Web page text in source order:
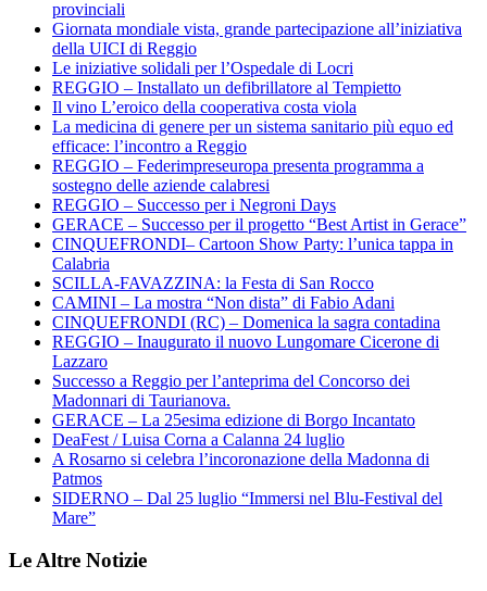
provinciali
Giornata mondiale vista, grande partecipazione all’iniziativa
della UICI di Reggio
Le iniziative solidali per l’Ospedale di Locri
REGGIO – Installato un defibrillatore al Tempietto
Il vino L’eroico della cooperativa costa viola
La medicina di genere per un sistema sanitario più equo ed
efficace: l’incontro a Reggio
REGGIO – Federimpreseuropa presenta programma a
sostegno delle aziende calabresi
REGGIO – Successo per i Negroni Days
GERACE – Successo per il progetto “Best Artist in Gerace”
CINQUEFRONDI– Cartoon Show Party: l’unica tappa in
Calabria
SCILLA-FAVAZZINA: la Festa di San Rocco
CAMINI – La mostra “Non dista” di Fabio Adani
CINQUEFRONDI (RC) – Domenica la sagra contadina
REGGIO – Inaugurato il nuovo Lungomare Cicerone di
Lazzaro
Successo a Reggio per l’anteprima del Concorso dei
Madonnari di Taurianova.
GERACE – La 25esima edizione di Borgo Incantato
DeaFest / Luisa Corna a Calanna 24 luglio
A Rosarno si celebra l’incoronazione della Madonna di
Patmos
SIDERNO – Dal 25 luglio “Immersi nel Blu-Festival del
Mare”
Le Altre Notizie